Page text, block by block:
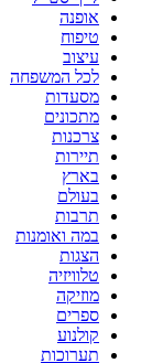
אופנה
טיפוח
עיצוב
לכל המשפחה
מסעדות
מתכונים
צרכנות
תיירות
בארץ
בעולם
תרבות
במה ואומנות
הצגות
טלוויזיה
מוזיקה
ספרים
קולנוע
תערוכות